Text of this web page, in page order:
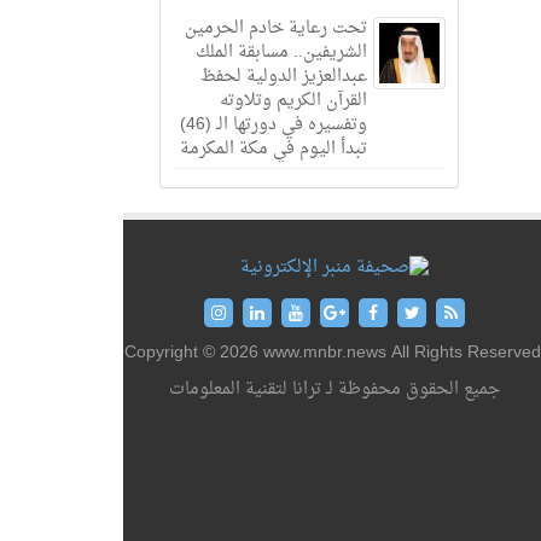
تحت رعاية خادم الحرمين
الشريفين.. مسابقة الملك
عبدالعزيز الدولية لحفظ
القرآن الكريم وتلاوته
وتفسيره في دورتها الـ (46)
تبدأ اليوم في مكة المكرمة
Copyright © 2026 www.mnbr.news All Rights
جميع الحقوق محفوظة لـ ترانا لتقنية المعلومات